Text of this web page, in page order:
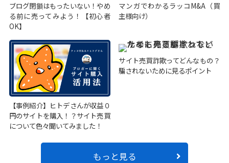
ブログ閉鎖はもったいない！やめ
る前に売ってみよう！【初心者
OK】
マンガでわかるラッコM&A（買
主様向け）
【事例紹介】ヒトデさんが収益０
円のサイトを購入！？サイト売買
について色々聞いてみました！
サイト売買詐欺ってどんなもの？
騙されないために見るポイント
もっと見る